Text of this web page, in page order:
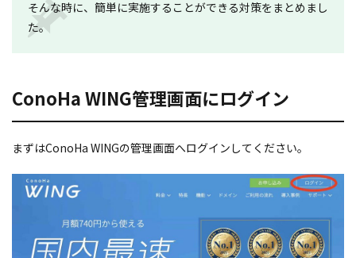
そんな時に、簡単に実施することができる対策をまとめまし
た。
ConoHa WING管理画面にログイン
まずはConoHa WINGの管理画面へログインしてください。